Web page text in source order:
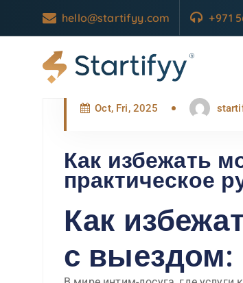
hello@startifyy.com +971
Oct, Fri, 2025
Как избежать
практическое
Как
с выездом: